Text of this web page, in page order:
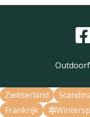
Zwitserland
Frankrijk